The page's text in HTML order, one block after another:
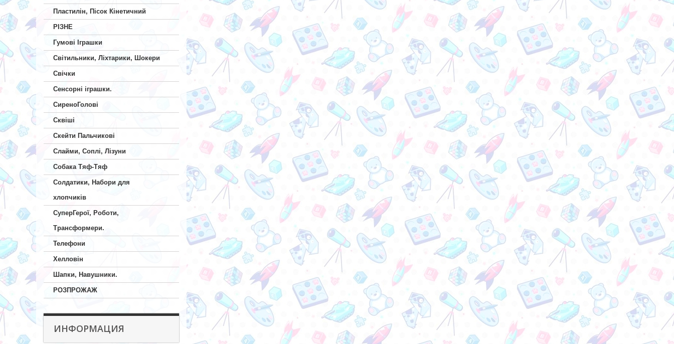
Пластилін, Пісок Кінетичний
РІЗНЕ
Гумові Іграшки
Світильники, Ліхтарики, Шокери
Свічки
Сенсорні іграшки.
СиреноГолові
Сквіші
Скейти Пальчикові
Слайми, Соплі, Лізуни
Собака Тяф-Тяф
Солдатики, Набори для
хлопчиків
СуперГерої, Роботи,
Трансформери.
Телефони
Хелловін
Шапки, Навушники.
РОЗПРОЖАЖ
ИНФОРМАЦИЯ